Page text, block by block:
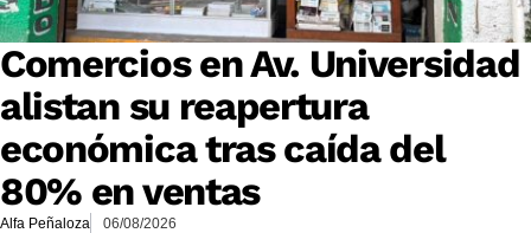
Comercios en Av. Universidad
alistan su reapertura
económica tras caída del
80% en ventas
Alfa Peñaloza 06/08/2026